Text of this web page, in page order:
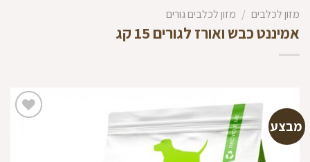
מזון לכלבים / מזון לכלבים גורים
אמיננט כבש ואורז לגורים 15 קג
מבצע